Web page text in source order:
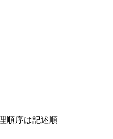
順序は記述順